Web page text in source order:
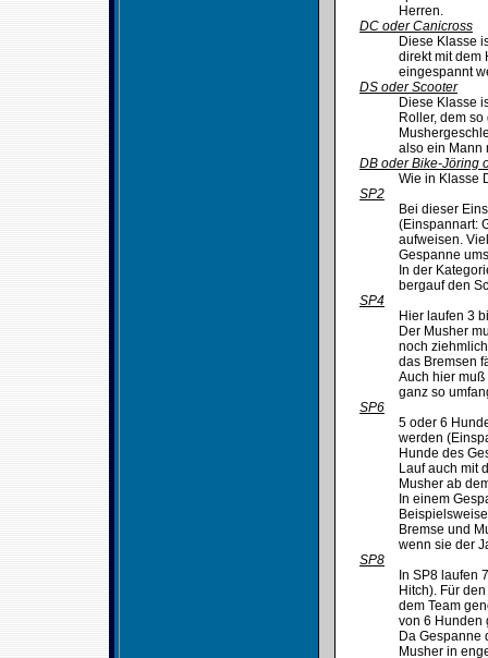
Herren.
DC oder Canicross
Diese Klasse
direkt mit dem
eingespannt
DS oder Scooter
Diese Klasse
Roller, dem
also ein Mann
DB oder Bike-Jöring
Wie in Klasse
SP2
Bei dieser
(Einspannart:
aufweisen.
Gespanne
In der
bergauf den
SP4
Hier laufen 3
Der Musher
noch
das Bremsen
Auch hier
ganz so
SP6
5 oder 6
werden
Hunde des
Lauf auch mit
Musher ab
In einem
Bremse und
wenn sie der
SP8
In SP8 laufen
Hitch). Für
dem Team
von 6 Hunden
Da Gespanne
Musher in